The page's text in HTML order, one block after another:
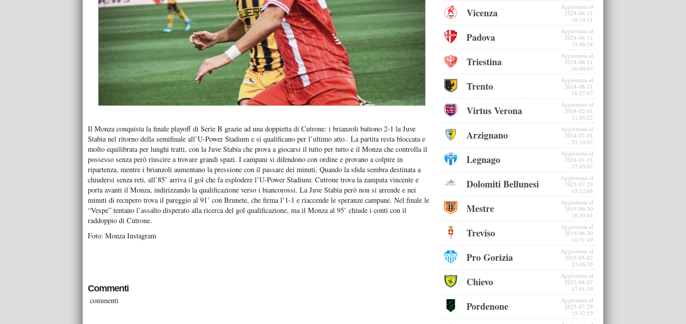
Il Monza conquista la finale playoff di Serie B grazie ad una doppietta di Cutrone: i brianzoli battono 2-1 la Juve
Stabia nel ritorno della semifinale all’U-Power Stadium e si qualificano per l’ultimo atto.. La partita resta bloccata e
molto equilibrata per lunghi tratti, con la Juve Stabia che prova a giocarsi il tutto per tutto e il Monza che controlla il
possesso senza però riuscire a trovare grandi spazi. I campani si difendono con ordine e provano a colpire in
ripartenza, mentre i brianzoli aumentano la pressione con il passare dei minuti. Quando la sfida sembra destinata a
chiudersi senza reti, all’85’ arriva il gol che fa esplodere l’U-Power Stadium: Cutrone trova la zampata vincente e
porta avanti il Monza, indirizzando la qualificazione verso i biancorossi. La Juve Stabia però non si arrende e nei
minuti di recupero trova il pareggio al 91’ con Brunete, che firma l’1-1 e riaccende le speranze campane. Nel finale le
“Vespe” tentano l’assalto disperato alla ricerca del gol qualificazione, ma il Monza al 95’ chiude i conti con il
raddoppio di Cutrone.
Foto: Monza Instagram
Commenti
commenti
Vicenza
Aggiornata al
2024-08-11
16:14:51
Padova
Aggiornata al
2024-08-11
15:46:24
Triestina
Aggiornata al
2024-08-11
16:00:47
Trento
Aggiornata al
2024-08-11
16:27:47
Virtus Verona
Aggiornata al
2024-02-01
21:05:22
Arzignano
Aggiornata al
2024-02-01
21:10:07
Legnago
Aggiornata al
2024-01-31
17:45:07
Dolomiti Bellunesi
Aggiornata al
2023-07-29
15:32:08
Mestre
Aggiornata al
2019-06-30
16:30:44
Treviso
Aggiornata al
2019-06-30
16:31:49
Pro Gorizia
Aggiornata al
2019-05-02
23:08:39
Chievo
Aggiornata al
2021-08-07
17:41:19
Pordenone
Aggiornata al
2023-07-29
15:32:19